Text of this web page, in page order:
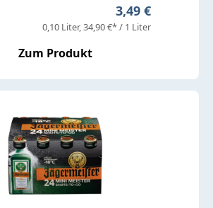
Regulärer Preis:
3,49 €
0,10 Liter 34,90 €* / 1 Liter
Zum Produkt